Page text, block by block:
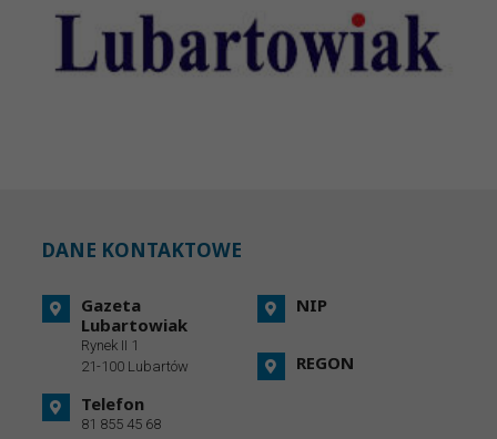
DANE KONTAKTOWE
Gazeta
Lubartowiak
Rynek II 1
21-100 Lubartów
Telefon
81 855 45 68
NIP
REGON